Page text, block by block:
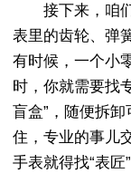
接下来，咱们
表里的齿轮、弹
有时候，一个小
时，你就需要找
盲盒”，随便拆
住，专业的事儿
手表就得找“表匠”